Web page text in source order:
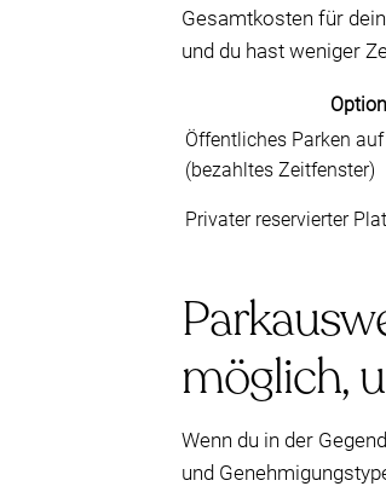
Gesamtkosten für
und du hast weniger
Option
Öffentliches Parken
(bezahltes Zeitfenster)
Privater reservierter
möglich,
Wenn du in der
und